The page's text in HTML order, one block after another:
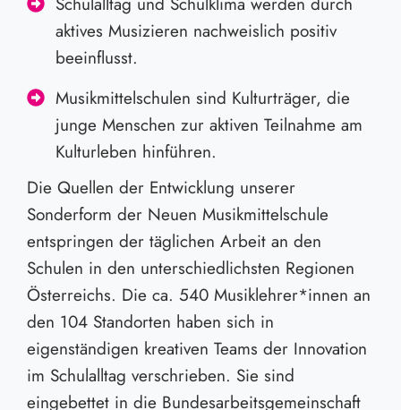
aktives Musizieren nachweislich positiv
beeinflusst.
Musikmittelschulen sind Kulturträger, die
junge Menschen zur aktiven Teilnahme am
Kulturleben hinführen.
Die Quellen der Entwicklung unserer
Sonderform der Neuen Musikmittelschule
entspringen der täglichen Arbeit an den
Schulen in den unterschiedlichsten Regionen
Österreichs. Die ca. 540 Musiklehrer*innen an
den 104 Standorten haben sich in
eigenständigen kreativen Teams der Innovation
im Schulalltag verschrieben. Sie sind
eingebettet in die Bundesarbeitsgemeinschaft